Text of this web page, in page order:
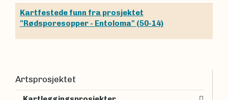
Kartfestede funn fra prosjektet
"Rødsporesopper - Entoloma" (50-14)
Artsprosjektet